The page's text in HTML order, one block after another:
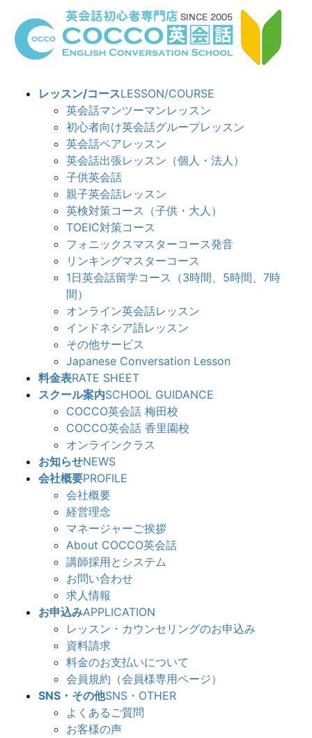
レッスン/コースLESSON/COURSE
英会話マンツーマンレッスン
初心者向け英会話グループレッスン
英会話ペアレッスン
英会話出張レッスン（個人・法人）
子供英会話
親子英会話レッスン
英検対策コース（子供・大人）
TOEIC対策コース
フォニックスマスターコース発音
リンキングマスターコース
1日英会話留学コース（3時間、5時間、7時
間）
オンライン英会話レッスン
インドネシア語レッスン
その他サービス
Japanese Conversation Lesson
料金表RATE SHEET
スクール案内SCHOOL GUIDANCE
COCCO英会話 梅田校
COCCO英会話 香里園校
オンラインクラス
お知らせNEWS
会社概要PROFILE
会社概要
経営理念
マネージャーご挨拶
About COCCO英会話
講師採用とシステム
お問い合わせ
求人情報
お申込みAPPLICATION
レッスン・カウンセリングのお申込み
資料請求
料金のお支払いについて
会員規約（会員様専用ページ）
SNS・その他SNS・OTHER
よくあるご質問
お客様の声